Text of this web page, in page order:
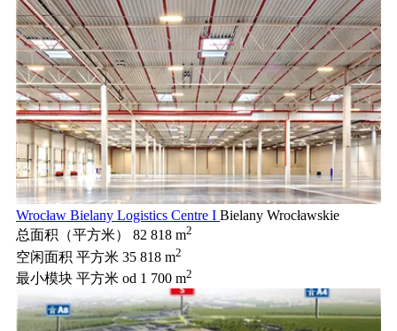
Wrocław Bielany Logistics Centre I Bielany Wrocławskie
总面积（平方米）
82 818 m2
空闲面积 平方米 35 818 m2
最小模块 平方米 od 1 700 m2